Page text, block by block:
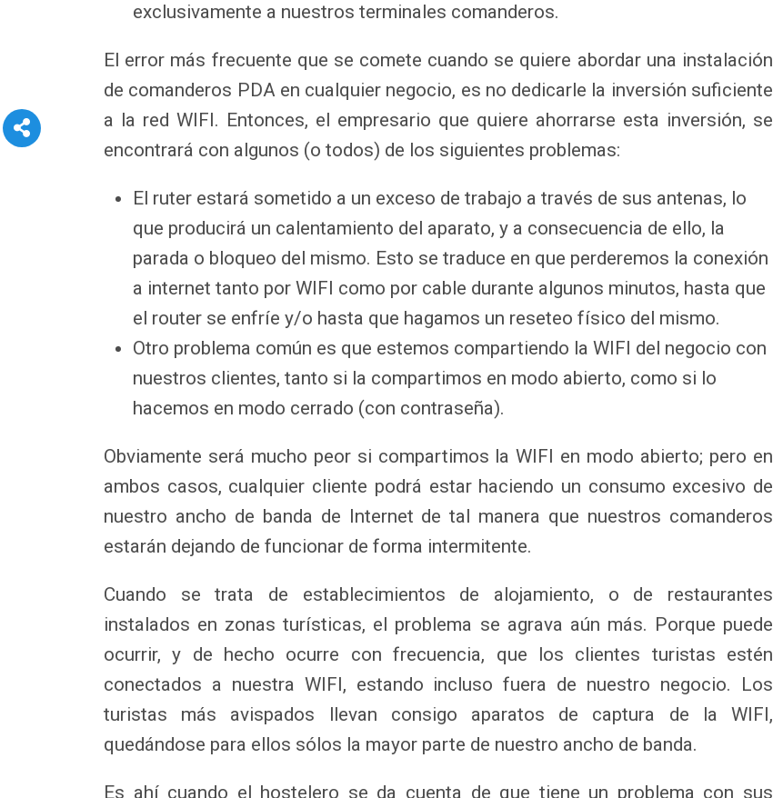
exclusivamente a nuestros terminales comanderos.
El error más frecuente que se comete cuando se quiere abordar una instalación
de comanderos PDA en cualquier negocio, es no dedicarle la inversión suficiente
a la red WIFI. Entonces, el empresario que quiere ahorrarse esta inversión, se
encontrará con algunos (o todos) de los siguientes problemas:
El ruter estará sometido a un exceso de trabajo a través de sus antenas, lo
que producirá un calentamiento del aparato, y a consecuencia de ello, la
parada o bloqueo del mismo. Esto se traduce en que perderemos la conexión
a internet tanto por WIFI como por cable durante algunos minutos, hasta que
el router se enfríe y/o hasta que hagamos un reseteo físico del mismo.
Otro problema común es que estemos compartiendo la WIFI del negocio con
nuestros clientes, tanto si la compartimos en modo abierto, como si lo
hacemos en modo cerrado (con contraseña).
Obviamente será mucho peor si compartimos la WIFI en modo abierto; pero en
ambos casos, cualquier cliente podrá estar haciendo un consumo excesivo de
nuestro ancho de banda de Internet de tal manera que nuestros comanderos
estarán dejando de funcionar de forma intermitente.
Cuando se trata de establecimientos de alojamiento, o de restaurantes
instalados en zonas turísticas, el problema se agrava aún más. Porque puede
ocurrir, y de hecho ocurre con frecuencia, que los clientes turistas estén
conectados a nuestra WIFI, estando incluso fuera de nuestro negocio. Los
turistas más avispados llevan consigo aparatos de captura de la WIFI,
quedándose para ellos sólos la mayor parte de nuestro ancho de banda.
Es ahí cuando el hostelero se da cuenta de que tiene un problema con sus